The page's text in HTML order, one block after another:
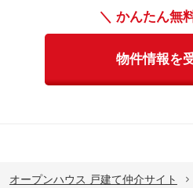
＼ かんたん無
物件情報を
オープンハウス 戸建て仲介サイト